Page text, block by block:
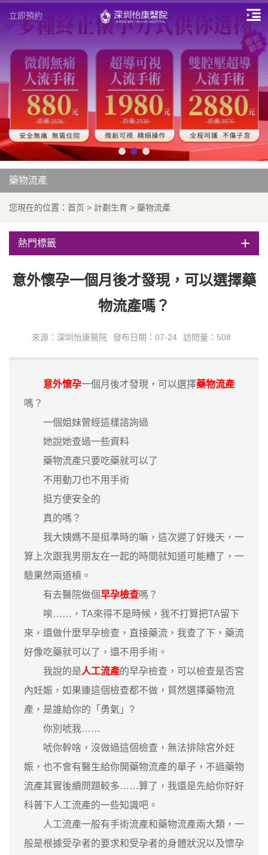
立即預約
藥物流產
您現在的位置： 首页 > 計劃生育 > 藥物流產
熱門標籤
意外懷孕一個月後才發現，可以選擇藥
物流產嗎？
來源：深圳怡康醫院 發布日期：07-24 訪問量：508
意外懷孕一個月後才發現，可以選擇藥物流產
嗎？
一個姐妹曾經這樣諮詢過
她說她查過一些資料
藥物流產只要吃藥就可以了
不用動刀也不用手術
挺方便安全的
真的嗎？
我大姨媽不是挺準時的嘛，這次遲了好幾天，一
算上次跟我男朋友在一起的時間就知道可能糟了，一
驗果然兩道槓。
有去醫院做個早孕檢查嗎？
唉……，TA來得不是時候，我不打算把TA留下
來，還做什麼早孕檢查，直接藥流，我查了下，藥流
好像吃藥就可以了，還不用手術。
我說的是人工流產的早孕檢查，可以檢查是否宮
內妊娠，如果連這個檢查都不做，貿然選擇藥物流
產，是誰給你的「勇氣」?
你別唬我……
唬你幹啥，沒做過這個檢查，無法排除宮外妊
娠，也不會有醫生給你開藥物流產的單子，不過藥物
流產其實後續問題較多……算了，我還是先給你好好
科普下人工流產的一些知識吧。
人工流產一般有手術流產和藥物流產兩大類，一
般是根據受孕者的要求和受孕者的身體狀況以及懷孕